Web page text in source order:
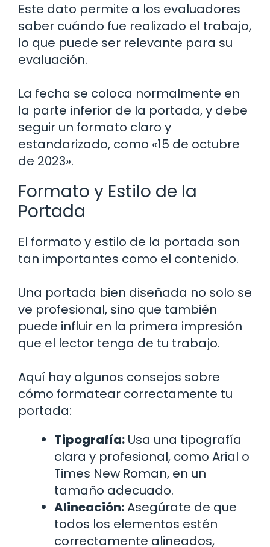
Este dato permite a los evaluadores
saber cuándo fue realizado el trabajo,
lo que puede ser relevante para su
evaluación.
La fecha se coloca normalmente en
la parte inferior de la portada, y debe
seguir un formato claro y
estandarizado, como «15 de octubre
de 2023».
Formato y Estilo de la
Portada
El formato y estilo de la portada son
tan importantes como el contenido.
Una portada bien diseñada no solo se
ve profesional, sino que también
puede influir en la primera impresión
que el lector tenga de tu trabajo.
Aquí hay algunos consejos sobre
cómo formatear correctamente tu
portada:
Tipografía: Usa una tipografía
clara y profesional, como Arial o
Times New Roman, en un
tamaño adecuado.
Alineación:Asegúrate de que
todos los elementos estén
correctamente alineados,